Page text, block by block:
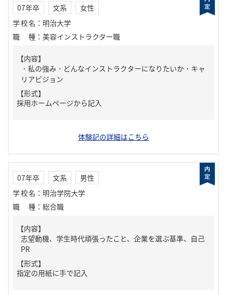
07年卒 文系
女性
学校名 ： 明治大学
職種 ： 美容インストラクター職
【内容】
・私の強み・どんなインストラクターになりたいか・キャ
リアビジョン
【形式】
採用ホームページから記入
体験記の詳細はこちら
07年卒 文系
男性
学校名 ： 明治学院大学
職種 ： 総合職
【内容】
志望動機、学生時代頑張ったこと、企業を選ぶ基準、自己
PR
【形式】
指定の用紙に手で記入